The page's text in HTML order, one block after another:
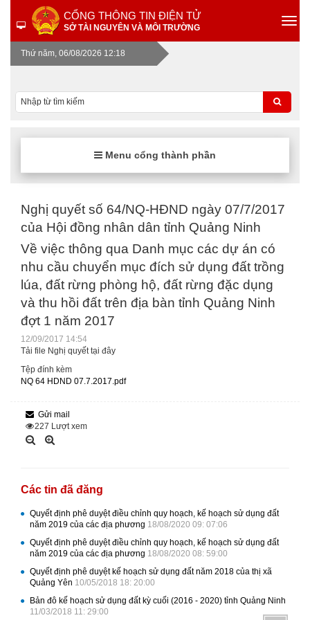
CỔNG THÔNG TIN ĐIỆN TỬ
SỞ TÀI NGUYÊN VÀ MÔI TRƯỜNG
Thứ năm, 06/08/2026 12:18
Menu cổng thành phần
Nghị quyết số 64/NQ-HĐND ngày 07/7/2017
của Hội đồng nhân dân tỉnh Quảng Ninh
Về việc thông qua Danh mục các dự án có
nhu cầu chuyển mục đích sử dụng đất trồng
lúa, đất rừng phòng hộ, đất rừng đặc dụng
và thu hồi đất trên địa bàn tỉnh Quảng Ninh
đợt 1 năm 2017
12/09/2017 14:54
Tải file Nghị quyết tại đây
Tệp đính kèm
NQ 64 HDND 07.7.2017.pdf
Gửi mail
227 Lượt xem
Các tin đã đăng
Quyết định phê duyệt điều chỉnh quy hoạch, kế hoạch sử dụng đất
năm 2019 của các địa phương 18/08/2020 09: 07:06
Quyết định phê duyệt điều chỉnh quy hoạch, kế hoạch sử dụng đất
năm 2019 của các địa phương 18/08/2020 08: 59:00
Quyết định phê duyệt kế hoạch sử dụng đất năm 2018 của thị xã
Quảng Yên 10/05/2018 18: 20:00
Bản đô kế hoạch sử dụng đất kỳ cuối (2016 - 2020) tỉnh Quảng Ninh
11/03/2018 11: 29:00